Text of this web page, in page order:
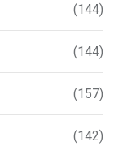
(144)
(144)
(157)
(142)